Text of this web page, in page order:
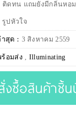
ติดทน แถมยังมีกลิ่นหอ
รูปหัวใจ
าสุด : 3 สิงหาคม 2559
ร้อมส่ง , Illuminating
งซื้อสินค้าชิ้